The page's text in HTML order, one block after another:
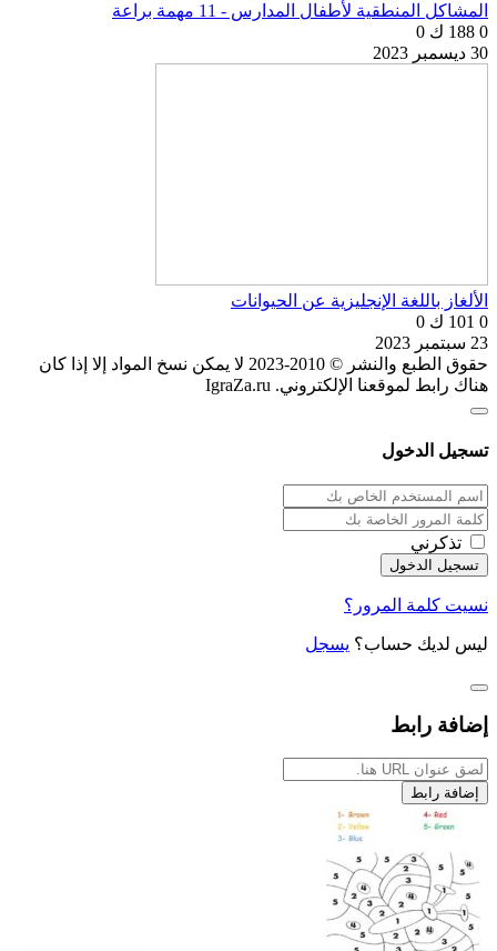
المشاكل المنطقية لأطفال المدارس - 11 مهمة براعة
0 188 ك
0
30 ديسمبر 2023
الألغاز باللغة الإنجليزية عن الحيوانات
0 101 ك
0
23 سبتمبر 2023
حقوق الطبع والنشر © 2010-2023 لا يمكن نسخ المواد إلا إذا كان
هناك رابط لموقعنا الإلكتروني. IgraZa.ru
تسجيل الدخول
تذكرني
نسيت كلمة المرور؟
ليس لديك حساب؟ يسجل
إضافة رابط
إضافة رابط